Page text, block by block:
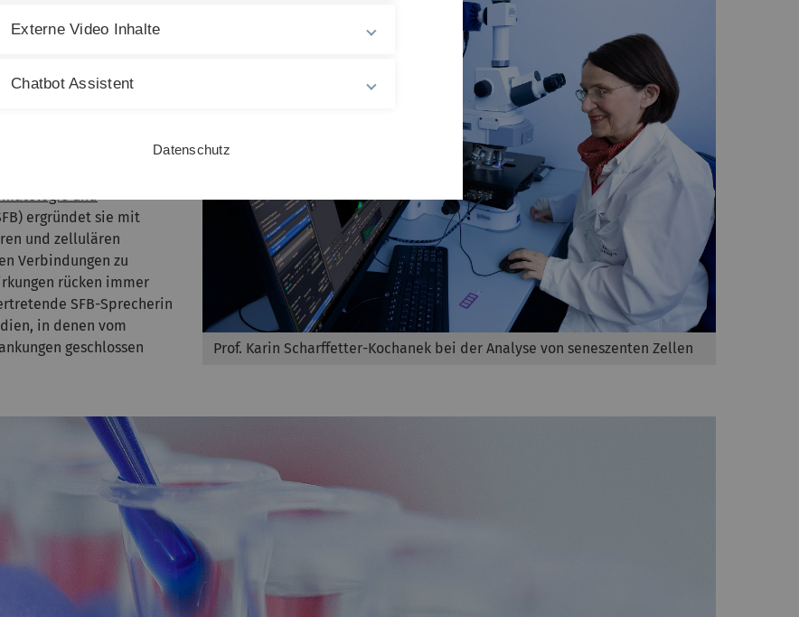
mehr als nur ein
Organ des
häufig ist die
vermehrt an einer
Formen von
die Alterung des
des menschlichen
Scharffetter-
und
ergründet sie mit
und zellulären
Verbindungen zu
rücken immer
SFB-Sprecherin
in denen vom
geschlossen
Prof. Karin Scharffetter-Kochanek bei der Analyse von seneszenten Zellen
Externe Video Inhalte
Chatbot Assistent
Datenschutz